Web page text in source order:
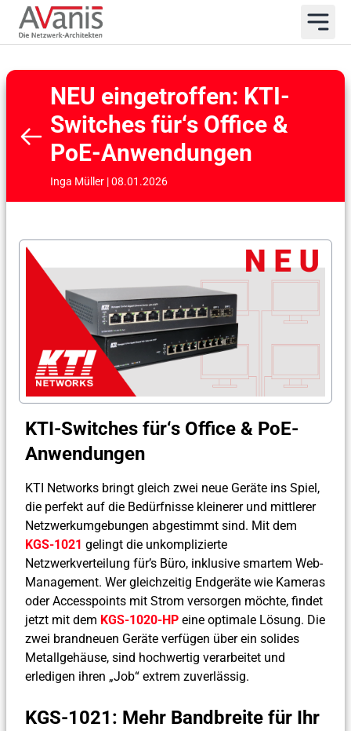
NEU eingetroffen: KTI-
Switches für‘s Office &
PoE-Anwendungen
Inga Müller | 08.01.2026
KTI-Switches für‘s Office & PoE-
Anwendungen
KTI Networks bringt gleich zwei neue Geräte ins Spiel,
die perfekt auf die Bedürfnisse kleinerer und mittlerer
Netzwerkumgebungen abgestimmt sind. Mit dem
KGS-1021 gelingt die unkomplizierte
Netzwerkverteilung für’s Büro, inklusive smartem Web-
Management. Wer gleichzeitig Endgeräte wie Kameras
oder Accesspoints mit Strom versorgen möchte, findet
jetzt mit dem KGS-1020-HP eine optimale Lösung. Die
zwei brandneuen Geräte verfügen über ein solides
Metallgehäuse, sind hochwertig verarbeitet und
erledigen ihren „Job“ extrem zuverlässig.
KGS-1021: Mehr Bandbreite für Ihr